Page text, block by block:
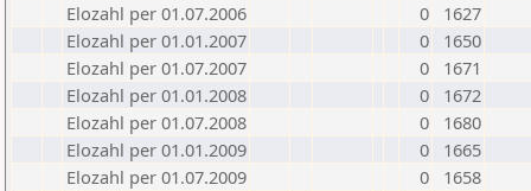
Elozahl per 01.07.2006
0
1627
Elozahl per 01.01.2007
0
1650
Elozahl per 01.07.2007
0
1671
Elozahl per 01.01.2008
0
1672
Elozahl per 01.07.2008
0
1680
Elozahl per 01.01.2009
0
1665
Elozahl per 01.07.2009
0
1658